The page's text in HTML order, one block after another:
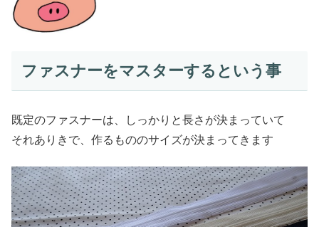
ファスナーをマスターするという事
既定のファスナーは、しっかりと長さが決まっていて
それありきで、作るもののサイズが決まってきます